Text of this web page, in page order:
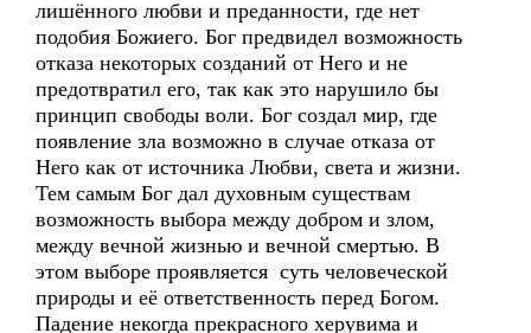
лишённого любви и преданности, где нет
подобия Божиего. Бог предвидел возможность
отказа некоторых созданий от Него и не
предотвратил его, так как это нарушило бы
принцип свободы воли. Бог создал мир, где
появление зла возможно в случае отказа от
Него как от источника Любви, света и жизни.
Тем самым Бог дал духовным существам
возможность выбора между добром и злом,
между вечной жизнью и вечной смертью. В
этом выборе проявляется суть человеческой
природы и её ответственность перед Богом.
Падение некогда прекрасного херувима и